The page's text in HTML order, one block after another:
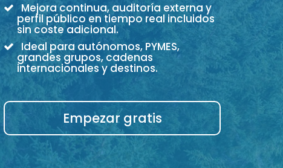
Mejora continua, auditoría externa y
perfil público en tiempo real incluidos
sin coste adicional.
Ideal para autónomos, PYMES,
grandes grupos, cadenas
internacionales y destinos.
Empezar gratis